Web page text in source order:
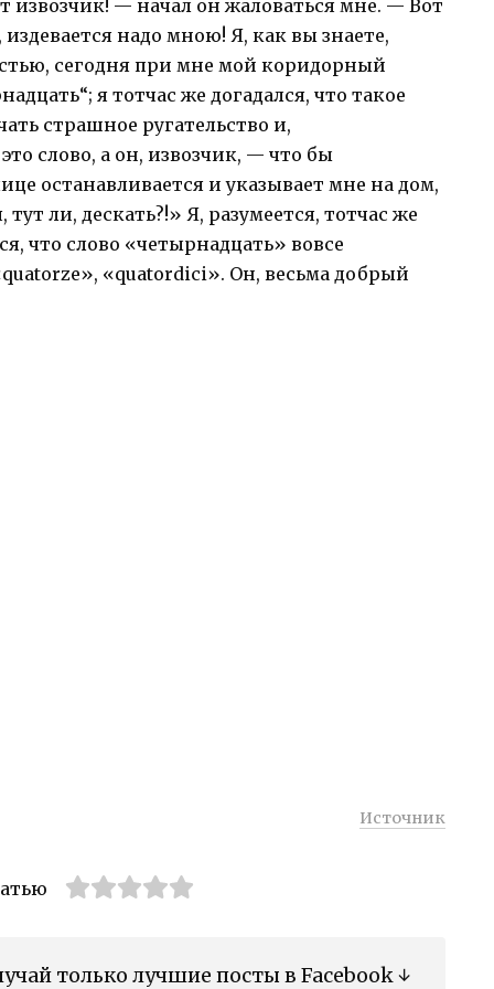
извозчик! — начал он жаловаться мне. — Вот
надо мною! Я, как вы знаете,
сегодня при мне мой коридорный
я тотчас же догадался, что такое
страшное ругательство и,
слово, а он, извозчик, — что бы
останавливается и указывает мне на дом,
ли, дескать?!» Я, разумеется, тотчас же
что слово «четырнадцать» вовсе
«quatordici». Он, весьма добрый
Источник
только лучшие посты в Facebook ↓